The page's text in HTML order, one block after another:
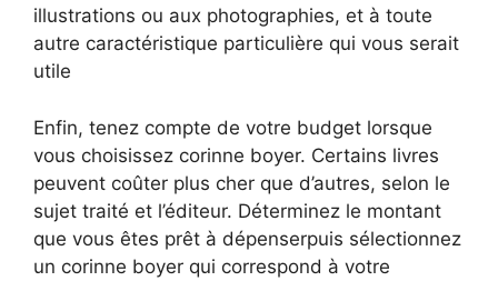
illustrations ou aux photographies, et à toute
autre caractéristique particulière qui vous serait
utile
Enfin, tenez compte de votre budget lorsque
vous choisissez corinne boyer. Certains livres
peuvent coûter plus cher que d’autres, selon le
sujet traité et l’éditeur. Déterminez le montant
que vous êtes prêt à dépenserpuis sélectionnez
un corinne boyer qui correspond à votre